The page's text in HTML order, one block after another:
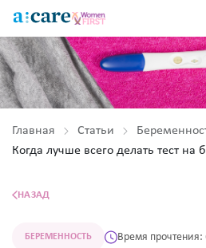
Главная Статьи
Когда лучше всего делать тест на
НАЗАД
БЕРЕМЕННОСТЬ Время прочтения: